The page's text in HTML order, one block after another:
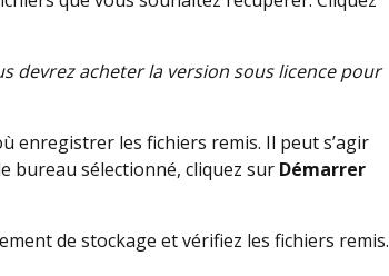
devrez acheter la version sous licence pour
enregistrer les fichiers remis. Il peut s’agir
bureau sélectionné, cliquez sur Démarrer
de stockage et vérifiez les fichiers remis.